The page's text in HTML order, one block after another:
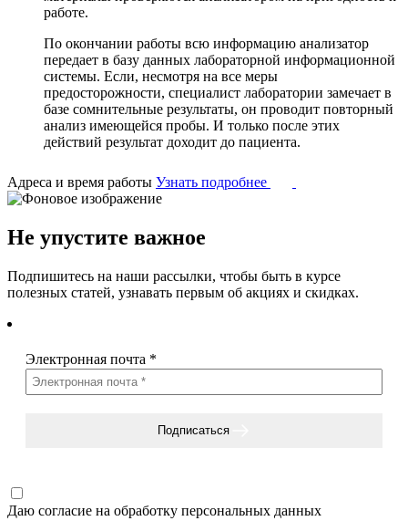
работе.
По окончании работы всю информацию анализатор
передает в базу данных лабораторной информационной
системы. Если, несмотря на все меры
предосторожности, специалист лаборатории замечает в
базе сомнительные результаты, он проводит повторный
анализ имеющейся пробы. И только после этих
действий результат доходит до пациента.
Адреса и время работы Узнать подробнее
Не упустите важное
Подпишитесь на наши рассылки, чтобы быть в курсе
полезных статей, узнавать первым об акциях и скидках.
Электронная почта *
Подписаться
Даю согласие на обработку персональных данных